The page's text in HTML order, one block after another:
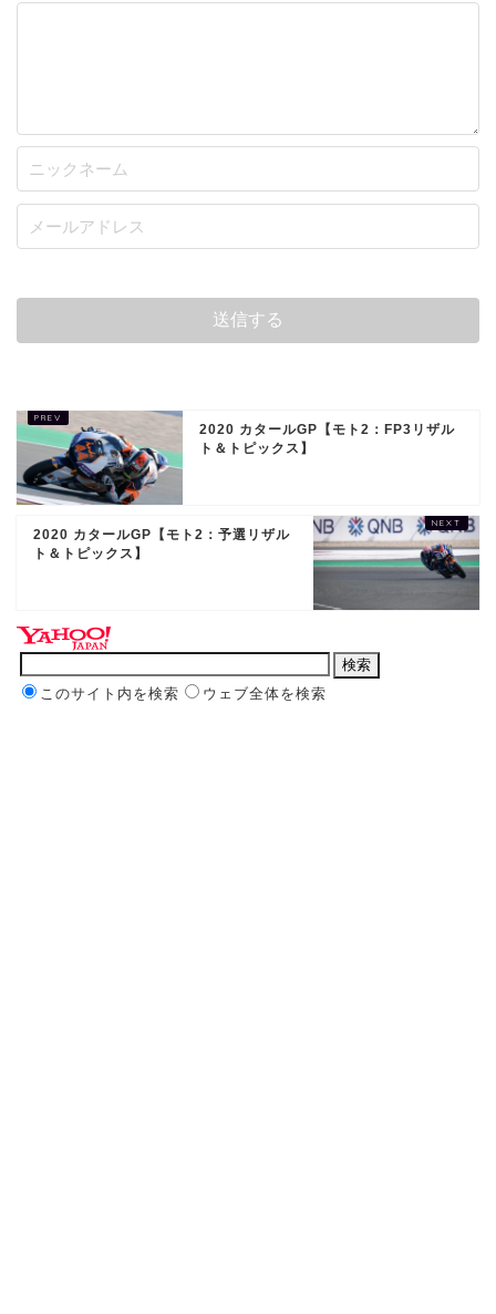
2020 カタールGP【モト2：FP3リザル
ト＆トピックス】
2020 カタールGP【モト2：予選リザル
ト＆トピックス】
このサイト内を検索 ウェブ全体を検索